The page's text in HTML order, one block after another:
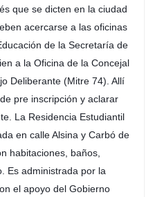
que se dicten en la ciudad
acercarse a las oficinas
de la Secretaría de
a la Oficina de la Concejal
Deliberante (Mitre 74). Allí
pre inscripción y aclarar
La Residencia Estudiantil
en calle Alsina y Carbó de
habitaciones, baños,
Es administrada por la
el apoyo del Gobierno